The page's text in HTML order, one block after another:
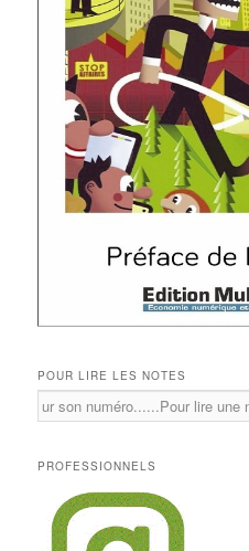
POUR LIRE LES NOTES
PROFESSIONNELS